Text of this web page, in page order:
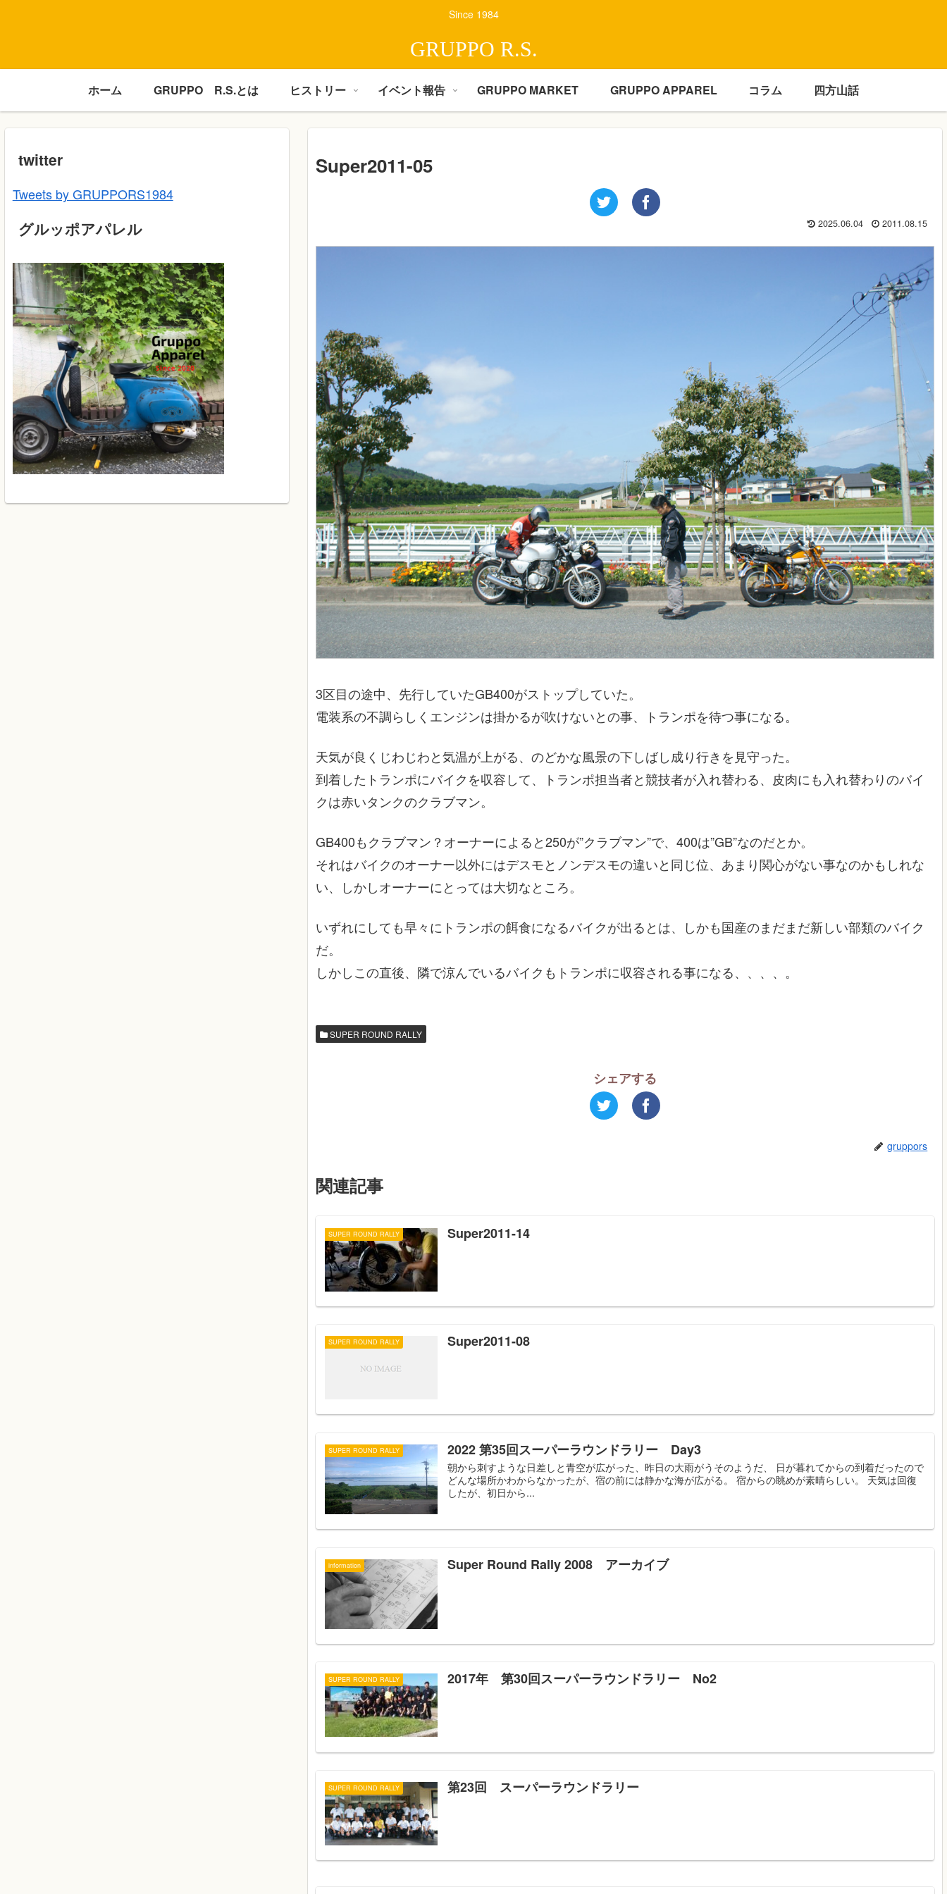
Since 1984
GRUPPO R.S.
ホーム GRUPPO R.S.とは ヒストリー イベント報告 GRUPPO MARKET GRUPPO APPAREL コラム 四方山話
Super2011-05
2025.06.04 2011.08.15
3区目の途中、先行していたGB400がストップしていた。
電装系の不調らしくエンジンは掛かるが吹けないとの事、トランポを待つ事になる。
天気が良くじわじわと気温が上がる、のどかな風景の下しばし成り行きを見守った。
到着したトランポにバイクを収容して、トランポ担当者と競技者が入れ替わる、皮肉にも入れ替わりのバイ
クは赤いタンクのクラブマン。
GB400もクラブマン？オーナーによると250が”クラブマン”で、400は”GB”なのだとか。
それはバイクのオーナー以外にはデスモとノンデスモの違いと同じ位、あまり関心がない事なのかもしれな
い、しかしオーナーにとっては大切なところ。
いずれにしても早々にトランポの餌食になるバイクが出るとは、しかも国産のまだまだ新しい部類のバイク
だ。
しかしこの直後、隣で涼んでいるバイクもトランポに収容される事になる、、、、。
SUPER ROUND RALLY
シェアする
gruppors
関連記事
SUPER ROUND RALLY Super2011-14
SUPER ROUND RALLY Super2011-08
SUPER ROUND RALLY 2022 第35回スーパーラウンドラリー Day3
朝から刺すような日差しと青空が広がった、昨日の大雨がうそのようだ、 日が暮れてからの到着だったので
どんな場所かわからなかったが、宿の前には静かな海が広がる。 宿からの眺めが素晴らしい。 天気は回復
したが、初日から...
information Super Round Rally 2008 アーカイブ
SUPER ROUND RALLY 2017年 第30回スーパーラウンドラリー No2
SUPER ROUND RALLY 第23回 スーパーラウンドラリー
twitter
Tweets by GRUPPORS1984
グルッポアパレル